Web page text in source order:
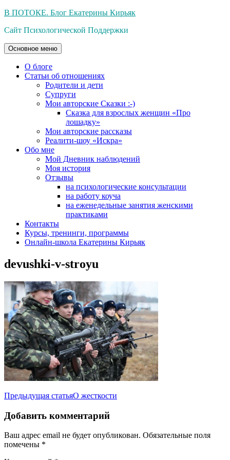
Перейти
содержимому
В ПОТОКЕ. Блог Екатерины Кирьяк
Сайт Психологической Поддержки
Основное меню
О блоге
Статьи об отношениях
Родители и дети
Супруги
Мои авторские Сказки :-)
Сказка для взрослых женщин «Про
лошадку»
Мои авторские рассказы
Реалити-шоу «Искра»
Обо мне
Мой Дневник наблюдений
Моя история
Отзывы
на психологические консультации
на работу коуча
на еженедельные занятия женскими
практиками
Контакты
Курсы, тренинги, программы
Онлайн-школа Екатерины Кирьяк
devushki-v-stroyu
Навигация
по
записям
Предыдущая статьяО жесткости
Добавить комментарий
Ваш адрес email не будет опубликован. Обязательные поля
помечены *